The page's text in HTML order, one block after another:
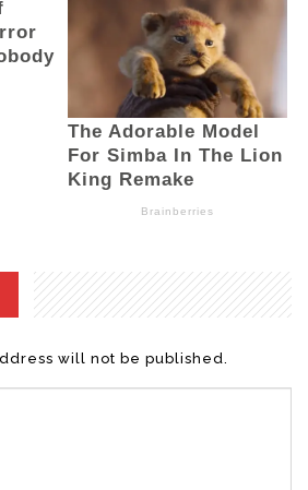
will not be published.